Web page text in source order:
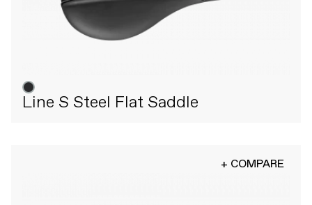
Line S Steel Flat Saddle
+ COMPARE